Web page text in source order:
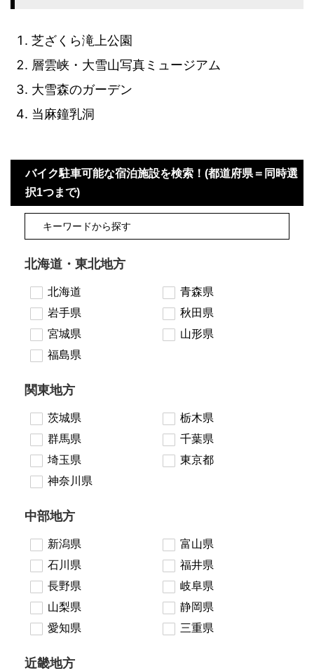
芝ざくら滝上公園
層雲峡・大雪山写真ミュージアム
大雪森のガーデン
当麻鐘乳洞
バイク駐車可能な宿泊施設を検索！(都道府県＝同時選
択1つまで)
北海道・東北地方
北海道
青森県
岩手県
秋田県
宮城県
山形県
福島県
関東地方
茨城県
栃木県
群馬県
千葉県
埼玉県
東京都
神奈川県
中部地方
新潟県
富山県
石川県
福井県
長野県
岐阜県
山梨県
静岡県
愛知県
三重県
近畿地方